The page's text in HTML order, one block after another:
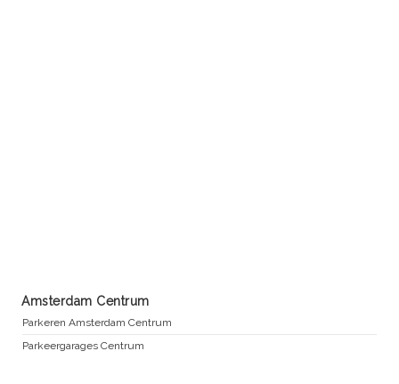
Amsterdam Centrum
Parkeren Amsterdam Centrum
Parkeergarages Centrum